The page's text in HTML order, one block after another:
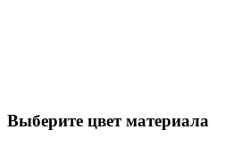
Выберите цвет материала